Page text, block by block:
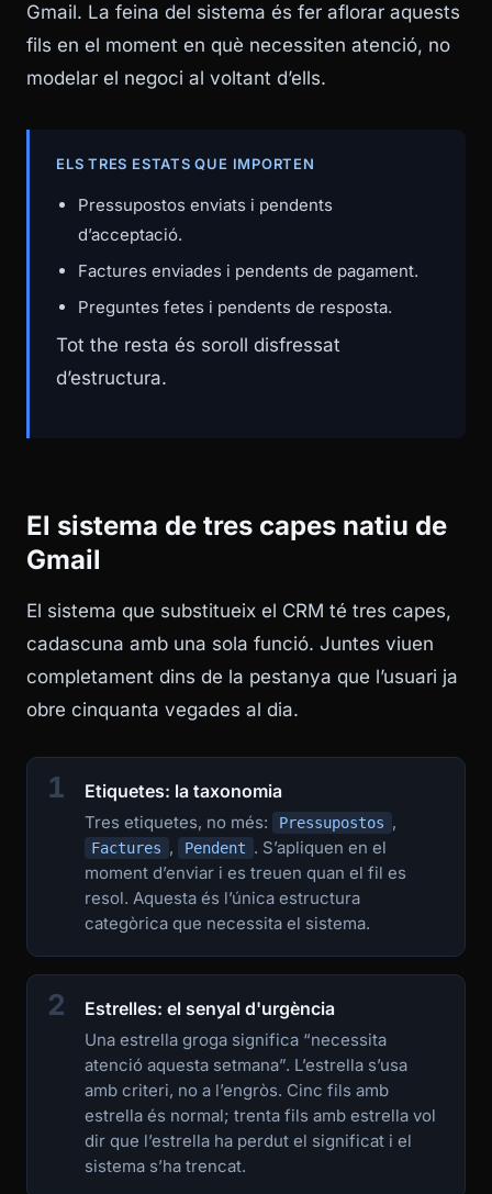
Gmail. La feina del sistema és fer aflorar aquests
fils en el moment en què necessiten atenció, no
modelar el negoci al voltant d’ells.
ELS TRES ESTATS QUE IMPORTEN
Pressupostos enviats i pendents
d’acceptació.
Factures enviades i pendents de pagament.
Preguntes fetes i pendents de resposta.
Tot the resta és soroll disfressat
d’estructura.
El sistema de tres capes natiu de
Gmail
El sistema que substitueix el CRM té tres capes,
cadascuna amb una sola funció. Juntes viuen
completament dins de la pestanya que l’usuari ja
obre cinquanta vegades al dia.
1 Etiquetes: la taxonomia
Tres etiquetes, no més: Pressupostos ,
Factures , Pendent . S’apliquen en el
moment d’enviar i es treuen quan el fil es
resol. Aquesta és l’única estructura
categòrica que necessita el sistema.
2 Estrelles: el senyal d'urgència
Una estrella groga significa “necessita
atenció aquesta setmana”. L’estrella s’usa
amb criteri, no a l’engròs. Cinc fils amb
estrella és normal; trenta fils amb estrella vol
dir que l’estrella ha perdut el significat i el
sistema s’ha trencat.